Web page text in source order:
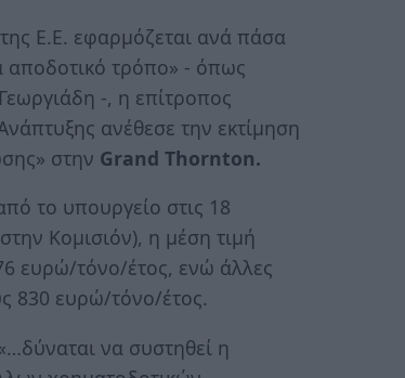
Ε.Ε. εφαρμόζεται ανά πάσα
αποδοτικό τρόπο» - όπως
-, η επίτροπος
ανέθεσε την εκτίμηση
στην Grand Thornton.
το υπουργείο στις 18
Κομισιόν), η μέση τιμή
ευρώ/τόνο/έτος, ενώ άλλες
830 ευρώ/τόνο/έτος.
να συστηθεί η